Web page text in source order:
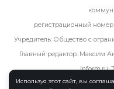
Используя этот сайт, вы
регистрационный
Учредитель: Общество с
Главный редактор: Максим
inform.ru.